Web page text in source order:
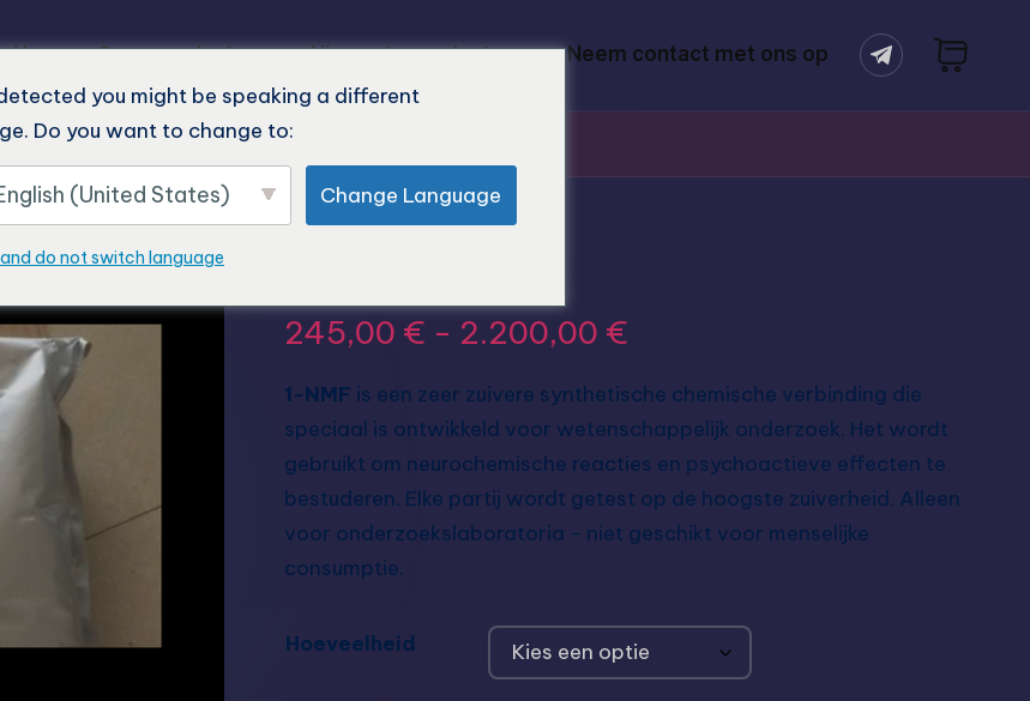
Home Onze producten Nieuwste producten Neem contact met ons op
245,00 € - 2.200,00 €
1-NMF is een zeer zuivere synthetische chemische verbinding die
speciaal is ontwikkeld voor wetenschappelijk onderzoek. Het wordt
gebruikt om neurochemische reacties en psychoactieve effecten te
bestuderen. Elke partij wordt getest op de hoogste zuiverheid. Alleen
voor onderzoekslaboratoria - niet geschikt voor menselijke
consumptie.
Hoeveelheid
you might be speaking a different
Do you want to change to:
(United States) Change Language
do not switch language